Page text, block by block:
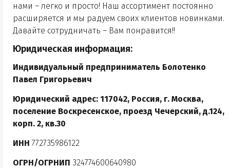
нами – легко и просто! Наш ассортимент постоянно
расширяется и мы радуем своих клиентов новинками.
Давайте сотрудничать – Вам понравится!!
Юридическая информация:
Индивидуальный предприниматель Болотенко
Павел Григорьевич
Юридический адрес: 117042, Россия, г. Москва,
поселение Воскресенское, проезд Чечерский, д.124,
корп. 2, кв.30
ИНН 772735986122
ОГРН/ОГРНИП 324774600640980